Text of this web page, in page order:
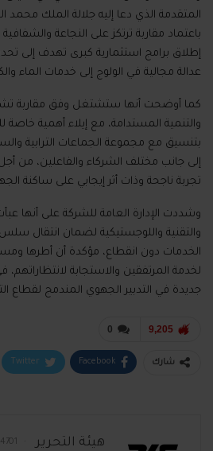
المتقدمة الذي دعا إليه جلالة الملك
باعتماد مقاربة ترتكز على النجاعة
إطلاق برامج استثمارية كبرى تهدف إلى
عدالة مجالية في الولوج إلى خدمات الماء
كما أوضحت أنها ستشتغل وفق مقاربة
والتنمية المستدامة، مع إيلاء أهمية
بتنسيق مع مجموعة الجماعات الترابية
إلى جانب مختلف الشركاء والفاعلين، من
تجربة ناجحة وذات أثر إيجابي على ساكنة
وشددت الإدارة العامة للشركة على أنها
والتقنية واللوجستيكية لضمان انتقال سلس
الخدمات دون انقطاع، مؤكدة أن أطرها
لخدمة المرتفقين والاستجابة
جديدة في التدبير الجهوي المندمج لقطاع
0 9,205
شارك Facebook
Twitter
هيئة التحرير 4701 المشاركات